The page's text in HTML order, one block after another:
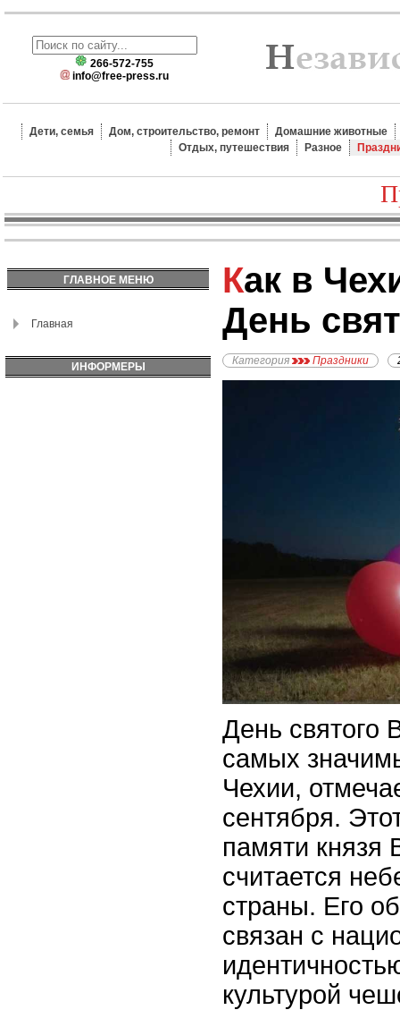
266-572-755
info@free-press.ru
Дети, семья Дом, строительство, ремонт
Домашние животные
Отдых, путешествия
Разное
ГЛАВНОЕ МЕНЮ
Главная
ИНФОРМЕРЫ
Как в Чехии отмечают
День
Категория Праздники
День святого
самых
Чехии,
сентября.
памяти князя
считается
страны. Его
связан с
культурой